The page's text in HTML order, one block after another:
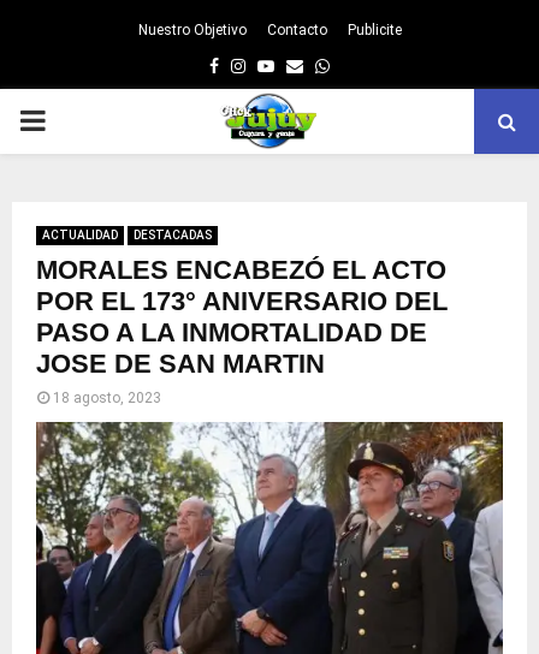
Nuestro Objetivo Contacto Publicite
Facebook
Instagram
Youtube
EmailWhatsapp
PRIMARY
ACTUALIDAD DESTACADAS
MORALES ENCABEZÓ EL ACTO
POR EL 173° ANIVERSARIO DEL
PASO A LA INMORTALIDAD DE
JOSE DE SAN MARTIN
18 agosto, 2023